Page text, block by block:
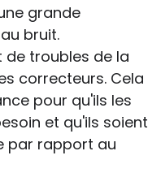
grande
bruit.
de troubles de la
correcteurs. Cela
pour qu'ils les
et qu'ils soient
par rapport au